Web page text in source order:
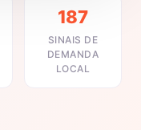
187
SINAIS DE
DEMANDA
LOCAL